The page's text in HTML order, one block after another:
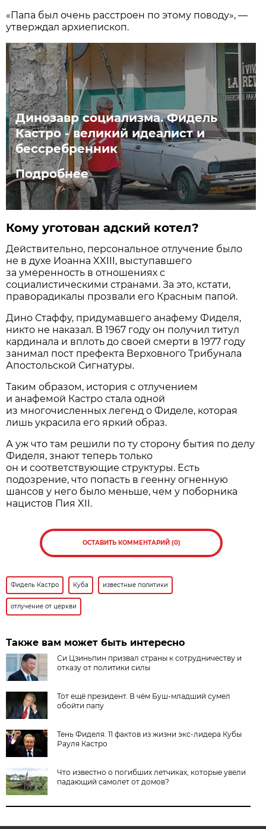
«Папа был очень расстроен по этому поводу», —
утверждал архиепископ.
Динозавр социализма. Фидель
Кастро - великий идеалист и
бессребренник
Подробнее
Кому уготован адский котел?
Действительно, персональное отлучение было
не в духе Иоанна XXIII, выступавшего
за умеренность в отношениях с
социалистическими странами. За это, кстати,
праворадикалы прозвали его Красным папой.
Дино Стаффу, придумавшего анафему Фиделя,
никто не наказал. В 1967 году он получил титул
кардинала и вплоть до своей смерти в 1977 году
занимал пост префекта Верховного Трибунала
Апостольской Сигнатуры.
Таким образом, история с отлучением
и анафемой Кастро стала одной
из многочисленных легенд о Фиделе, которая
лишь украсила его яркий образ.
А уж что там решили по ту сторону бытия по делу
Фиделя, знают теперь только
он и соответствующие структуры. Есть
подозрение, что попасть в геенну огненную
шансов у него было меньше, чем у поборника
нацистов Пия XII.
ОСТАВИТЬ КОММЕНТАРИЙ (0)
Фидель Кастро Куба известные политики
отлучение от церкви
Также вам может быть интересно
Си Цзиньпин призвал страны к сотрудничеству и
отказу от политики силы
Тот ещё президент. В чём Буш-младший сумел
обойти папу
Тень Фиделя. 11 фактов из жизни экс-лидера Кубы
Рауля Кастро
Что известно о погибших летчиках, которые увели
падающий самолет от домов?